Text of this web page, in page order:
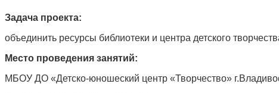
Задача проекта:
объединить ресурсы библиотеки и центра детского
Место проведения занятий:
МБОУ ДО «Детско-юношеский центр «Творчество»